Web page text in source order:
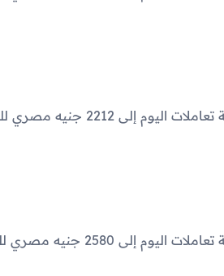
2212 جنيه مصري
2580 جنيه مصري